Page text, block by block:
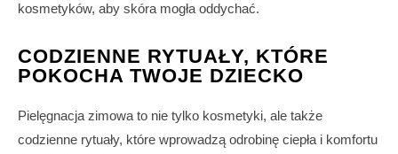
kosmetyków, aby skóra mogła oddychać.
CODZIENNE RYTUAŁY, KTÓRE
POKOCHA TWOJE DZIECKO
Pielęgnacja zimowa to nie tylko kosmetyki, ale także
codzienne rytuały, które wprowadzą odrobinę ciepła i komfortu